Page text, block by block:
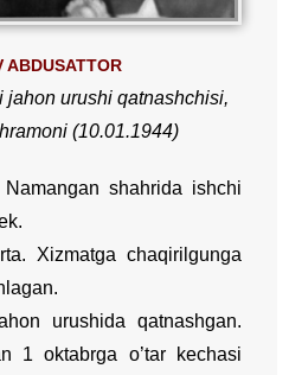
ABDUSATTOR
jahon urushi qatnashchisi,
(10.01.1944)
shahrida ishchi
Xizmatga chaqirilgunga
urushida qatnashgan.
1 oktabrga o’tar kechasi